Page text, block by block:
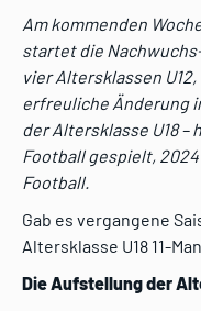
Am kommenden
startet die
vier Altersklassen U12,
erfreuliche Änderung
der Altersklasse U18 –
Football gespielt, 2024
Football.
Gab es vergangene
Altersklasse U18 11-
Die Aufstellung der